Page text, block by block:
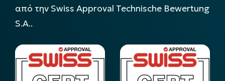
από την Swiss Approval Technische Bewertung
S.A..